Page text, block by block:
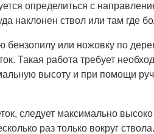
определиться с
наклонен ствол или там где
бензопилу или ножовку по
Такая работа требует
высоту и при помощи
следует максимально
раз только вокруг ствола.